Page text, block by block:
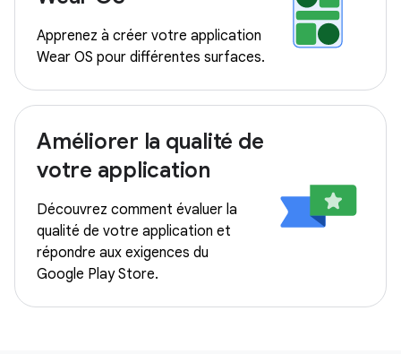
Apprenez à créer votre application
Wear OS pour différentes surfaces.
Améliorer la qualité de
votre application
Découvrez comment évaluer la
qualité de votre application et
répondre aux exigences du
Google Play Store.